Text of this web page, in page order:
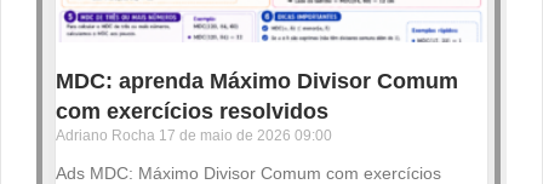
MDC: aprenda Máximo Divisor Comum
com exercícios resolvidos
Adriano Rocha 17 de maio de 2026 09:00
Ads MDC: Máximo Divisor Comum com exercícios